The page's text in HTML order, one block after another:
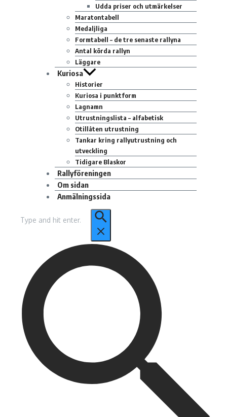
Udda priser och utmärkelser
Maratontabell
Medaljliga
Formtabell – de tre senaste rallyna
Antal körda rallyn
Läggare
Kuriosa
Historier
Kuriosa i punktform
Lagnamn
Utrustningslista – alfabetisk
Otillåten utrustning
Tankar kring rallyutrustning och
utveckling
Tidigare Blaskor
Rallyföreningen
Om sidan
Anmälningssida
efter: